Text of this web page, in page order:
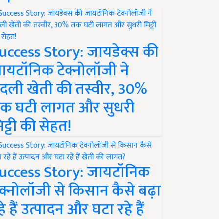
Story: जायडेक्स की
टेक्नोलॉजी ने
खेती की तस्वीर, 30%
घटी लागत और सुधरी
की सेहत!
Story: जायटॉनिक
से किसान कैसे बढ़ा
हैं उत्पादन और घटा रहे हैं